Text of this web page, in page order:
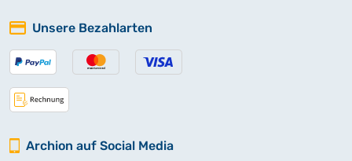
Unsere Bezahlarten
Archion auf Social Media